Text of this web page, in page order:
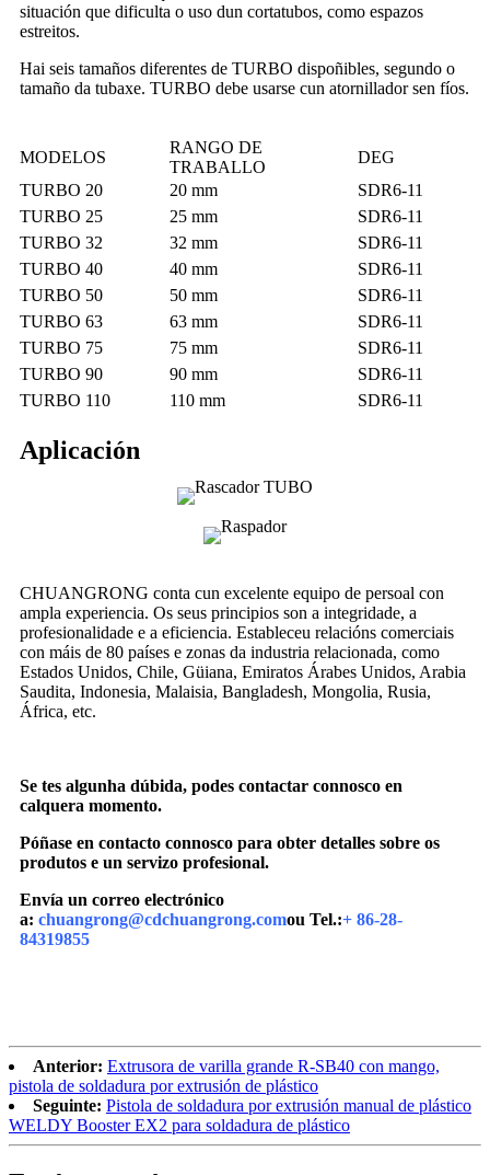
situación que dificulta o uso dun cortatubos, como espazos
estreitos.
Hai seis tamaños diferentes de TURBO dispoñibles, segundo o
tamaño da tubaxe. TURBO debe usarse cun atornillador sen fíos.
MODELOS
RANGO DE
TRABALLO
DEG
TURBO 20
20 mm
SDR6-11
TURBO 25
25 mm
SDR6-11
TURBO 32
32 mm
SDR6-11
TURBO 40
40 mm
SDR6-11
TURBO 50
50 mm
SDR6-11
TURBO 63
63 mm
SDR6-11
TURBO 75
75 mm
SDR6-11
TURBO 90
90 mm
SDR6-11
TURBO 110
110 mm SDR6-11
Aplicación
CHUANGRONG conta cun excelente equipo de persoal con
ampla experiencia. Os seus principios son a integridade, a
profesionalidade e a eficiencia. Estableceu relacións comerciais
con máis de 80 países e zonas da industria relacionada, como
Estados Unidos, Chile, Güiana, Emiratos Árabes Unidos, Arabia
Saudita, Indonesia, Malaisia, Bangladesh, Mongolia, Rusia,
África, etc.
Se tes algunha dúbida, podes contactar connosco en
calquera momento.
Póñase en contacto connosco para obter detalles sobre os
produtos e un servizo profesional.
Envía un correo electrónico
a: chuangrong@cdchuangrong.comou Tel.:+ 86-28-
84319855
Anterior: Extrusora de varilla grande R-SB40 con mango,
pistola de soldadura por extrusión de plástico
Seguinte: Pistola de soldadura por extrusión manual de plástico
WELDY Booster EX2 para soldadura de plástico